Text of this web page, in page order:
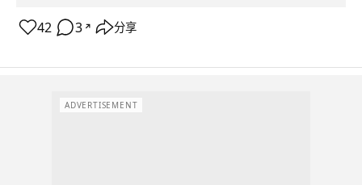
42 3 ↗ 分享
ADVERTISEMENT